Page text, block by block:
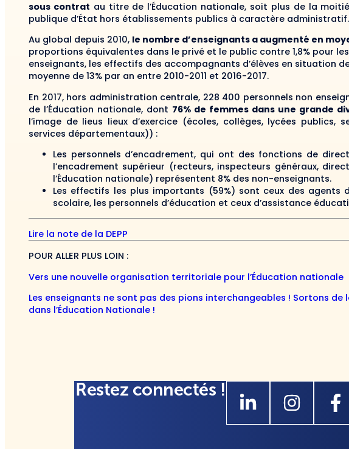
sous contrat au titre de l’Éducation nationale, soit plus de la
publique d’État hors établissements publics à caractère administratif.
Au global depuis 2010, le nombre d’enseignants a augmenté en
proportions équivalentes dans le privé et le public contre 1,8% pour
enseignants, les effectifs des accompagnants d’élèves en situation
moyenne de 13% par an entre 2010-2011 et 2016-2017.
En 2017, hors administration centrale, 228 400 personnels non
de l’Éducation nationale, dont 76% de femmes dans une grande
l’image de lieus lieux d’exercice (écoles, collèges, lycées publics,
services départementaux)) :
Les personnels d’encadrement, qui ont des fonctions de
l’encadrement supérieur (recteurs, inspecteurs généraux,
l’Éducation nationale) représentent 8% des non-enseignants.
Les effectifs les plus importants (59%) sont ceux des
scolaire, les personnels d’éducation et ceux d’assistance
Lire la note de la DEPP
POUR ALLER PLUS LOIN :
Vers une nouvelle organisation territoriale pour l’Éducation nationale
Les enseignants ne sont pas des pions interchangeables ! Sortons de
dans l’Éducation Nationale !
Restez connectés !